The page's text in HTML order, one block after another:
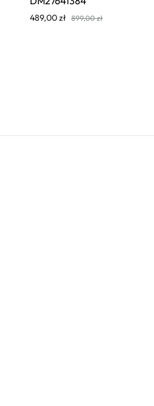
489,00zł 899,00zł